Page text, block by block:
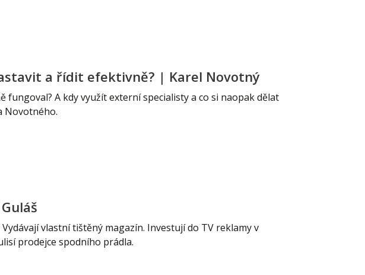
a řídit efektivně? | Karel Novotný
fungoval? A kdy využít externí specialisty a co si naopak dělat
Novotného.
vlastní tištěný magazín. Investují do TV reklamy v
prodejce spodního prádla.